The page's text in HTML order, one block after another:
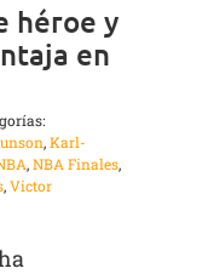
héroe y
en
,Karl-
,NBA Finales,
,Victor